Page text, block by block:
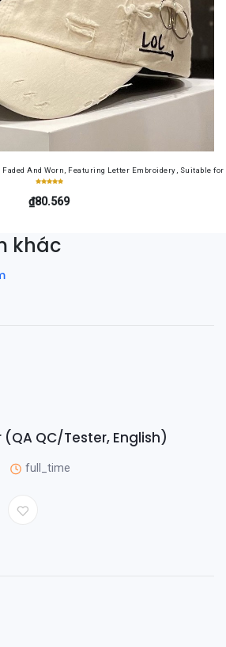
Faded And Worn, Featuring Letter Embroidery, Suitable
₫80.569
khác
(QA QC/Tester, English)
full_time